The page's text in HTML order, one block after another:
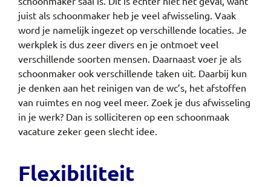
juist als schoonmaker heb je veel afwisseling. Vaak
word je namelijk ingezet op verschillende locaties. Je
werkplek is dus zeer divers en je ontmoet veel
verschillende soorten mensen. Daarnaast voer je als
schoonmaker ook verschillende taken uit. Daarbij kun
je denken aan het reinigen van de wc’s, het afstoffen
van ruimtes en nog veel meer. Zoek je dus afwisseling
in je werk? Dan is solliciteren op een schoonmaak
vacature zeker geen slecht idee.
Flexibiliteit